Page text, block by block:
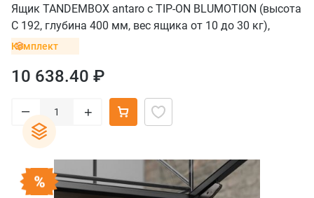
Ящик TANDEMBOX antaro с TIP-ON BLUMOTION (высота
С 192, глубина 400 мм, вес ящика от 10 до 30 кг),
крепление INSERTA, белый
Комплект
10 638.40 ₽
– +